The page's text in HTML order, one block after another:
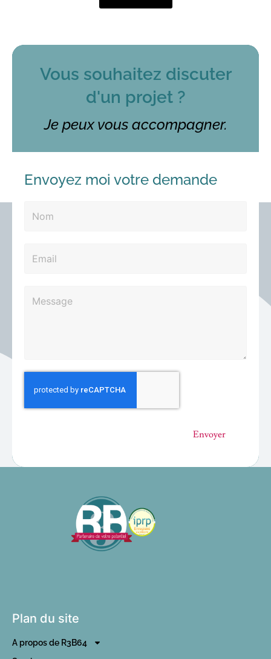
Vous souhaitez discuter
d'un projet ?
Je peux vous accompagner.
Envoyez moi votre demande
Envoyer
Plan du site
A propos de R3B64